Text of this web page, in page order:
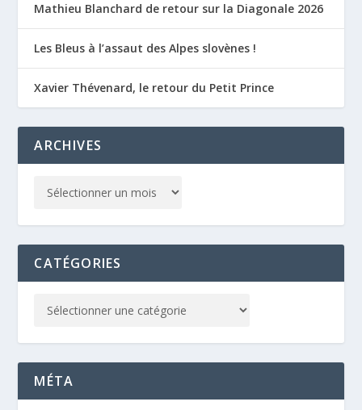
Mathieu Blanchard de retour sur la Diagonale 2026
Les Bleus à l’assaut des Alpes slovènes !
Xavier Thévenard, le retour du Petit Prince
ARCHIVES
CATÉGORIES
MÉTA